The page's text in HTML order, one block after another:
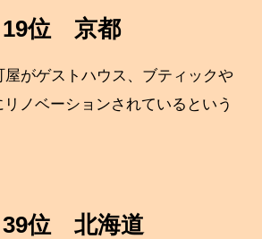
位 京都
屋がゲストハウス、ブティックや
ノベーションされているという
位 北海道